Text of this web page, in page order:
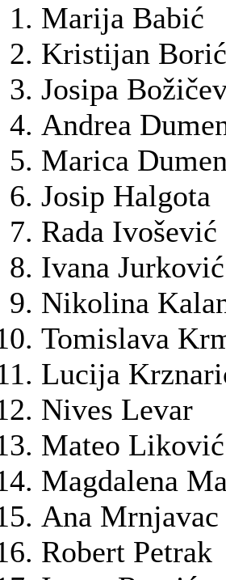
Marija Babić
Kristijan Borić
Josipa
Andrea
Marica
Josip Halgota
Rada Ivošević
Ivana Jurković
Nikolina
Tomislava
Lucija
Nives Levar
Mateo Liković
Magdalena
Ana Mrnjavac
Robert Petrak